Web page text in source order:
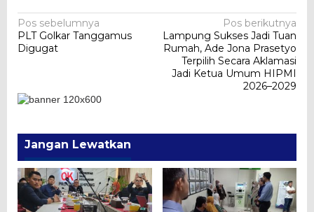
Navigasi
pos
Pos sebelumnya
PLT Golkar Tanggamus
Digugat
Pos berikutnya
Lampung Sukses Jadi Tuan
Rumah, Ade Jona Prasetyo
Terpilih Secara Aklamasi
Jadi Ketua Umum HIPMI
2026–2029
Jangan Lewatkan